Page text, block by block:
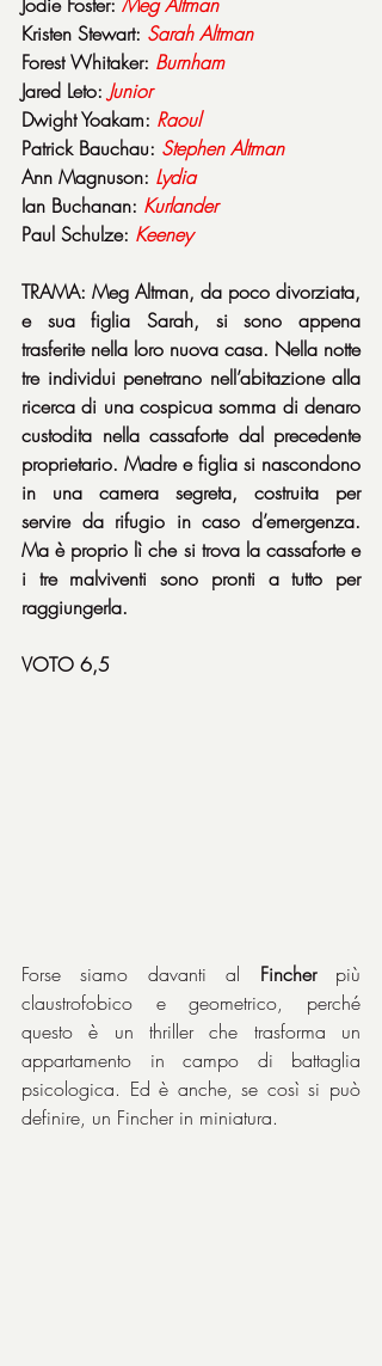
Kristen Stewart: Sarah Altman
Forest Whitaker: Burnham
Jared Leto: Junior
Dwight Yoakam: Raoul
Patrick Bauchau: Stephen Altman
Ann Magnuson: Lydia
Ian Buchanan: Kurlander
Paul Schulze: Keeney
TRAMA: Meg Altman, da poco divorziata,
e sua figlia Sarah, si sono appena
trasferite nella loro nuova casa. Nella notte
tre individui penetrano nell’abitazione alla
ricerca di una cospicua somma di denaro
custodita nella cassaforte dal precedente
proprietario. Madre e figlia si nascondono
in una camera segreta, costruita per
servire da rifugio in caso d’emergenza.
Ma è proprio lì che si trova la cassaforte e
i tre malviventi sono pronti a tutto per
raggiungerla.
VOTO 6,5
Forse siamo davanti al Fincher più
claustrofobico e geometrico, perché
questo è un thriller che trasforma un
appartamento in campo di battaglia
psicologica. Ed è anche, se così si può
definire, un Fincher in miniatura.